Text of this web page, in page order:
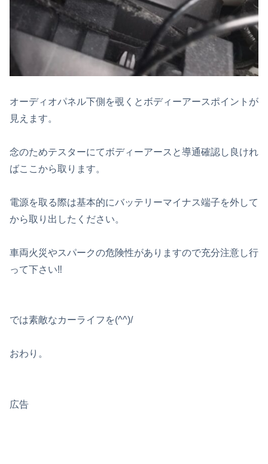
オーディオパネル下側を覗くとボディーアースポイントが
見えます。
念のためテスターにてボディーアースと導通確認し良けれ
ばここから取ります。
電源を取る際は基本的にバッテリーマイナス端子を外して
から取り出したください。
車両火災やスパークの危険性がありますので充分注意し行
って下さい‼
では素敵なカーライフを(^^)/
おわり。
広告